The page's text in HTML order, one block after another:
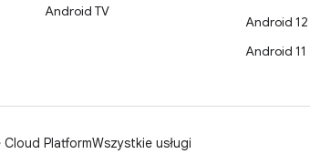
Android TV
Android 12
Android 11
PlatformWszystkie usługi